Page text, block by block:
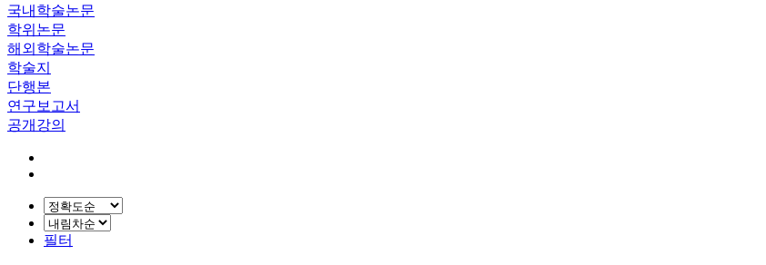
국내학술논문
학위논문
해외학술논문
학술지
단행본
연구보고서
공개강의
필터